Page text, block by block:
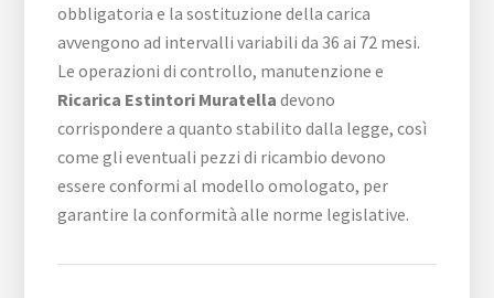
obbligatoria e la sostituzione della carica
avvengono ad intervalli variabili da 36 ai 72 mesi.
Le operazioni di controllo, manutenzione e
Ricarica Estintori Muratella devono
corrispondere a quanto stabilito dalla legge, così
come gli eventuali pezzi di ricambio devono
essere conformi al modello omologato, per
garantire la conformità alle norme legislative.